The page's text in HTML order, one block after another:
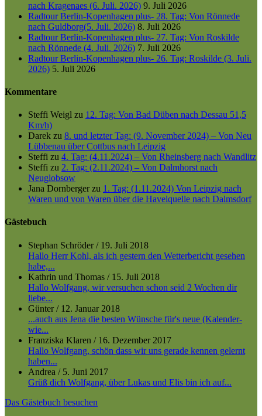
nach Kragenaes (6. Juli. 2026) 9. Juli 2026
Radtour Berlin-Kopenhagen plus- 28. Tag: Von Rönnede
nach Guldborg(5. Juli. 2026) 8. Juli 2026
Radtour Berlin-Kopenhagen plus- 27. Tag: Von Roskilde
nach Rönnede (4. Juli. 2026) 7. Juli 2026
Radtour Berlin-Kopenhagen plus- 26. Tag: Roskilde (3. Juli.
2026) 5. Juli 2026
Kommentare
Steffi Weigl zu 12. Tag: Von Bad Düben nach Dessau 51,5
Km/h)
Darek zu 8. und letzter Tag: (9. November 2024) – Von Neu
Lübbenau über Cottbus nach Leipzig
Steffi zu 4. Tag: (4.11.2024) – Von Rheinsberg nach Wandlitz
Steffi zu 2. Tag: (2.11.2024) – Von Dalmhorst nach
Neuglobsow
Jana Dornbergerzu 1. Tag: (1.11.2024) Von Leipzig nach
Waren und von Waren über die Havelquelle nach Dalmsdorf
Gästebuch
Stephan Schröder/ 19. Juli 2018
Hallo Herr Kohl, als ich gestern den Wetterbericht gesehen
habe,...
Kathrin und Thomas / 15. Juli 2018
Hallo Wolfgang, wir versuchen schon seid 2 Wochen dir
liebe...
Günter/ 12. Januar 2018
...auch aus Jena die besten Wünsche für's neue (Kalender-
wie...
Franziska Klaren / 16. Dezember 2017
Hallo Wolfgang, schön dass wir uns gerade kennen gelernt
haben...
Andrea / 5. Juni 2017
Grüß dich Wolfgang, über Lukas und Elis bin ich auf...
Das Gästebuch besuchen